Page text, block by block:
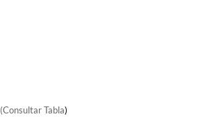
(Consultar Tabla)